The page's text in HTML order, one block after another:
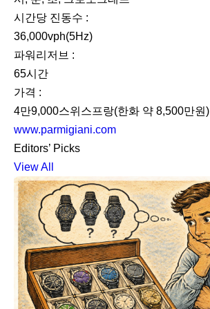
시간당 진동수 :
36,000vph(5Hz)
파워리저브 :
65시간
가격 :
4만9,000스위스프랑(한화 약 8,500만원)
www.parmigiani.com
Editors’ Picks
View All